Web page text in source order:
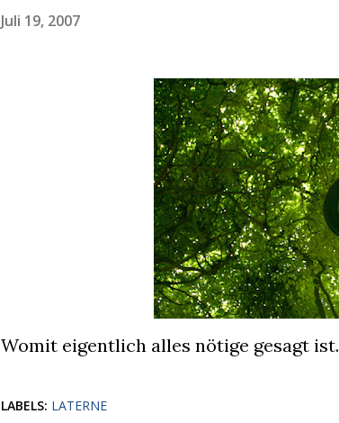
Juli 19, 2007
Womit eigentlich alles nötige gesagt ist.
LABELS: LATERNE